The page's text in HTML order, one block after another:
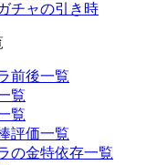
チャの引き時
前後一覧
覧
覧
評価一覧
の金特依存一覧